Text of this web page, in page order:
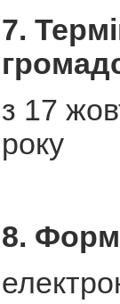
7.
з 17
року
8.